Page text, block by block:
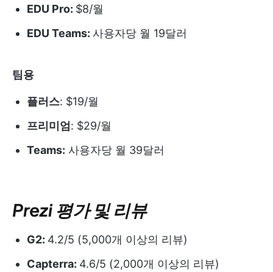
EDU Pro: $8/월
EDU Teams: 사용자당 월 19달러
팀용
플러스: $19/월
프리미엄 : $29/월
Teams: 사용자당 월 39달러
Prezi 평가 및 리뷰
G2: 4.2/5 (5,000개 이상의 리뷰)
Capterra: 4.6/5 (2,000개 이상의 리뷰)